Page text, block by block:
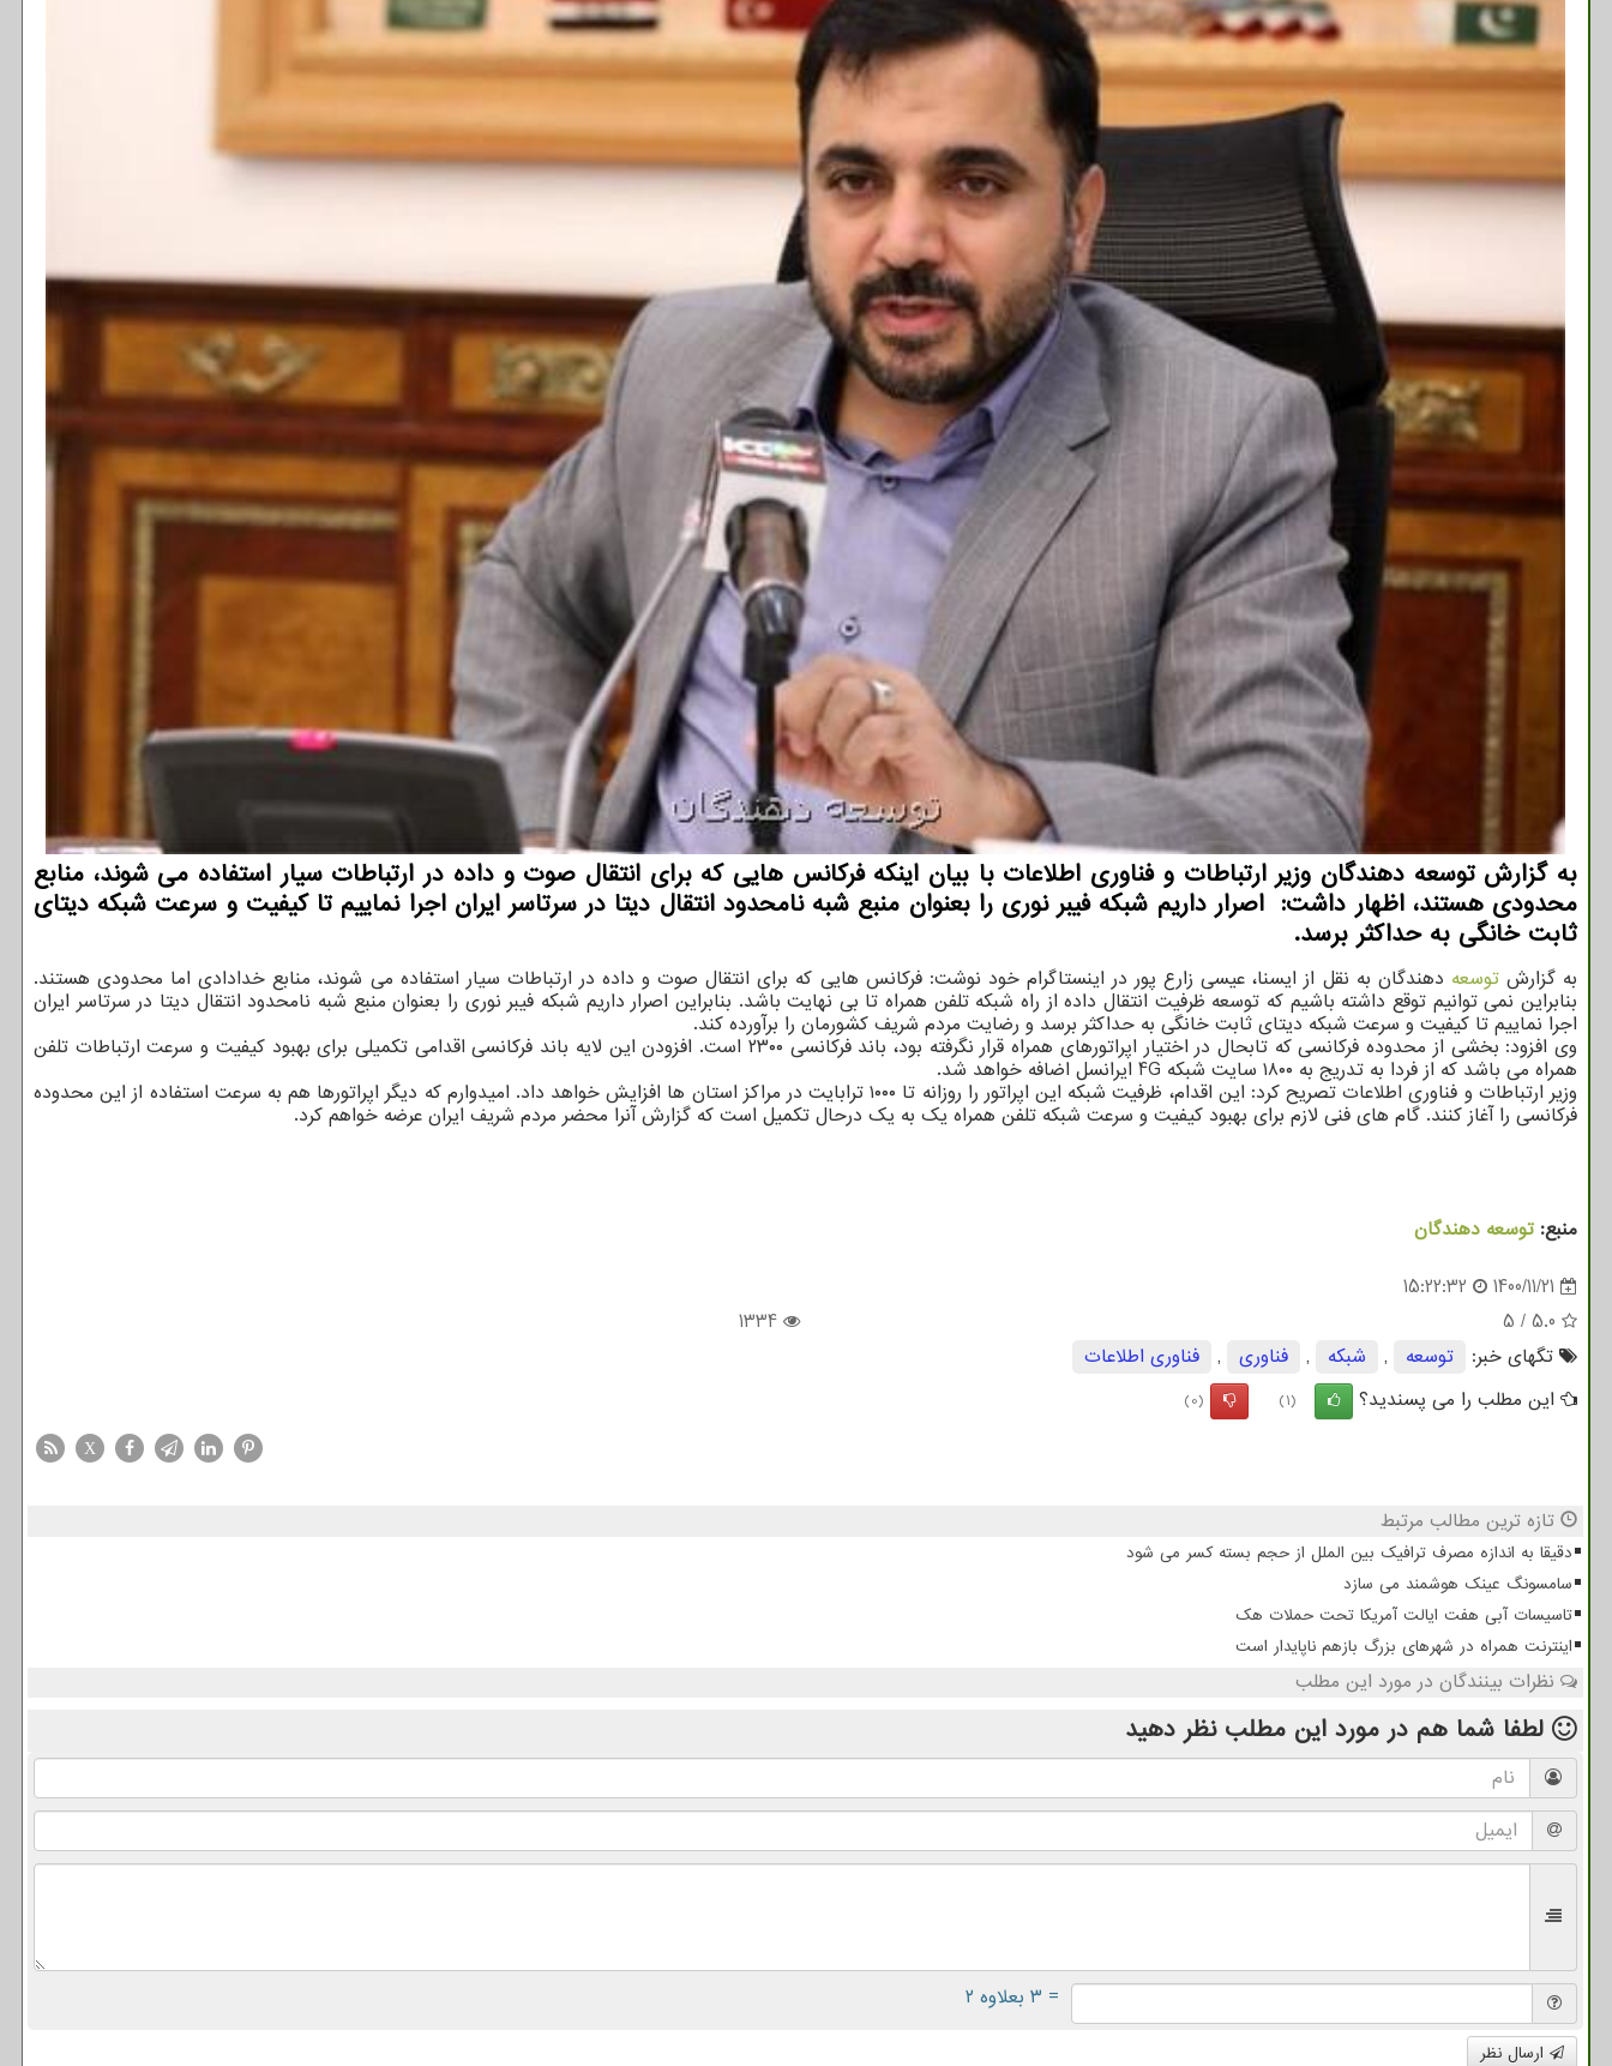
به گزارش توسعه دهندگان وزیر ارتباطات و فناوری اطلاعات با بیان اینکه فرکانس هایی که برای انتقال صوت و داده در ارتباطات سیار استفاده می شوند، منابع
محدودی هستند، اظهار داشت: اصرار داریم شبکه فیبر نوری را بعنوان منبع شبه نامحدود انتقال دیتا در سرتاسر ایران اجرا نماییم تا کیفیت و سرعت شبکه دیتای
ثابت خانگی به حداکثر برسد.
به گزارشتوسعه دهندگان به نقل از ایسنا، عیسی زارع پور در اینستاگرام خود نوشت: فرکانس هایی که برای انتقال صوت و داده در ارتباطات سیار استفاده می شوند، منابع خدادادی اما محدودی هستند.
بنابراین نمی توانیم توقع داشته باشیم که توسعه ظرفیت انتقال داده از راه شبکه تلفن همراه تا بی نهایت باشد. بنابراین اصرار داریم شبکه فیبر نوری را بعنوان منبع شبه نامحدود انتقال دیتا در سرتاسر ایران
اجرا نماییم تا کیفیت و سرعت شبکه دیتای ثابت خانگی به حداکثر برسد و رضایت مردم شریف کشورمان را برآورده کند.
وی افزود: بخشی از محدوده فرکانسی که تابحال در اختیار اپراتورهای همراه قرار نگرفته بود، باند فرکانسی ۲۳۰۰ است. افزودن این لایه باند فرکانسی اقدامی تکمیلی برای بهبود کیفیت و سرعت ارتباطات تلفن
همراه می باشد که از فردا به تدریج به ۱۸۰۰ سایت شبکه 4G ایرانسل اضافه خواهد شد.
وزیر ارتباطات و فناوری اطلاعات تصریح کرد: این اقدام، ظرفیت شبکه این اپراتور را روزانه تا ۱۰۰۰ ترابایت در مراکز استان ها افزایش خواهد داد. امیدوارم که دیگر اپراتورها هم به سرعت استفاده از این محدوده
فرکانسی را آغاز کنند. گام های فنی لازم برای بهبود کیفیت و سرعت شبکه تلفن همراه یک به یک درحال تکمیل است که گزارش آنرا محضر مردم شریف ایران عرضه خواهم کرد.
منبع: توسعه دهندگان
1400/11/21
15:22:32
5.0
/
5
1334
تگهای خبر:
توسعه , شبكه , فناوری ,
فناوری اطلاعات
این مطلب را می پسندید؟
(1)
(0)
X
تازه ترین مطالب مرتبط
دقیقا به اندازه مصرف ترافیک بین الملل از حجم بسته کسر می شود
سامسونگ عینک هوشمند می سازد
تاسیسات آبی هفت ایالت آمریکا تحت حملات هک
اینترنت همراه در شهرهای بزرگ بازهم ناپایدار است
نظرات بینندگان در مورد این مطلب
لطفا شما هم در مورد این مطلب نظر دهید
= ۳ بعلاوه ۲
ارسال نظر